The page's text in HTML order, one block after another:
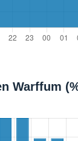
Warffum